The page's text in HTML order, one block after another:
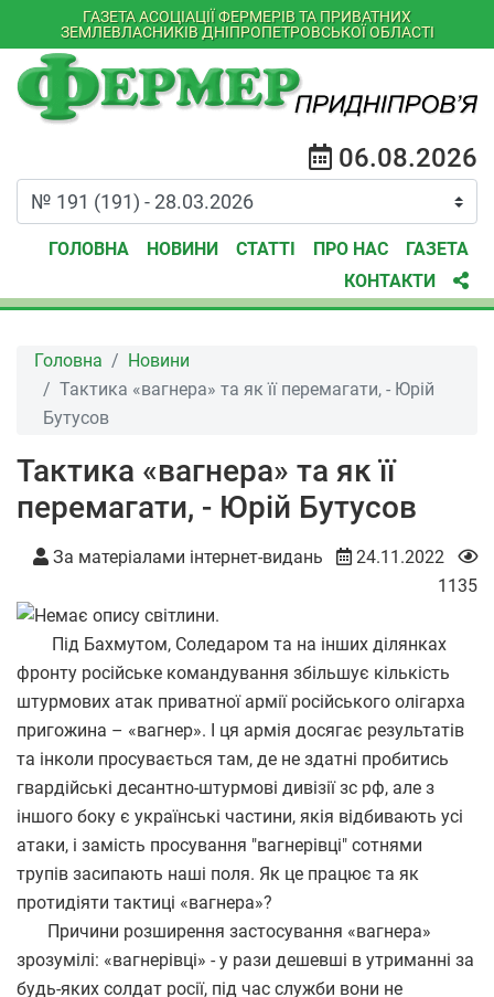
ГАЗЕТА АСОЦІАЦІЇ ФЕРМЕРІВ ТА ПРИВАТНИХ
ЗЕМЛЕВЛАСНИКІВ ДНІПРОПЕТРОВСЬКОЇ ОБЛАСТІ
06.08.2026
ГОЛОВНА НОВИНИ СТАТТІ ПРО НАС
ГАЗЕТА
КОНТАКТИ
Головна
Новини
Тактика «вагнера» та як її перемагати, - Юрій
Бутусов
Тактика «вагнера» та як її
перемагати, - Юрій Бутусов
За матеріалами інтернет-видань
24.11.2022
1135
Під Бахмутом, Соледаром та на інших ділянках
фронту російське командування збільшує кількість
штурмових атак приватної армії російського олігарха
пригожина – «вагнер». І ця армія досягає результатів
та інколи просувається там, де не здатні пробитись
гвардійські десантно-штурмові дивізії зс рф, але з
іншого боку є українські частини, якія відбивають усі
атаки, і замість просування "вагнерівці" сотнями
трупів засипають наші поля. Як це працює та як
протидіяти тактиці «вагнера»?
Причини розширення застосування «вагнера»
зрозумілі: «вагнерівці» - у рази дешевші в утриманні за
будь-яких солдат росії, під час служби вони не